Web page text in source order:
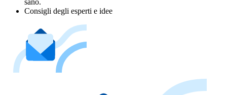
Consigli degli esperti e idee